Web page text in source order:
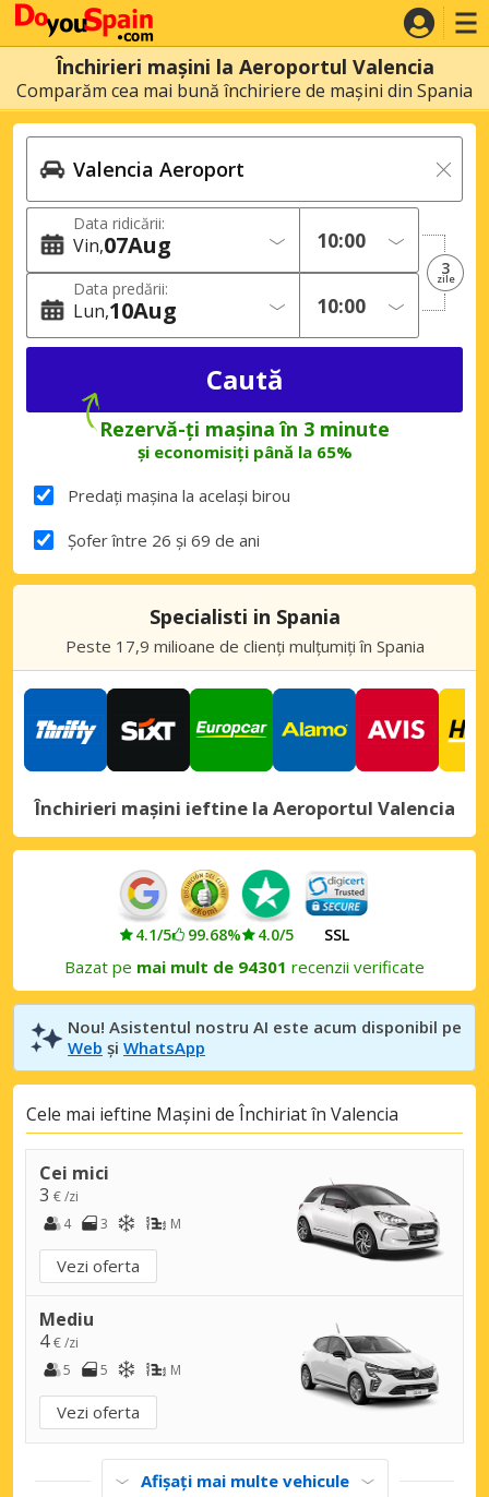
Închirieri mașini la Aeroportul Valencia
Comparăm cea mai bună închiriere de mașini din Spania
Data ridicării:
Vin 07Aug
Data predării:
Lun 10Aug
3
zile
Rezervă-ți mașina în 3 minute
și economisiți până la 65%
Predați mașina la același birou
Șofer între 26 și 69 de ani
Specialisti in Spania
Peste 17,9 milioane de clienți mulțumiți în Spania
Închirieri mașini ieftine la Aeroportul Valencia
4.1/5 99.68% 4.0/5 SSL
Bazat pe mai mult de 94301 recenzii verificate
Nou! Asistentul nostru AI este acum disponibil pe
Web și WhatsApp
Cele mai ieftine Mașini de Închiriat în Valencia
Cei mici
3 € /zi
4
3 M
Vezi oferta
Mediu
4€ /zi
5
5 M
Vezi oferta
Afișați mai multe vehicule